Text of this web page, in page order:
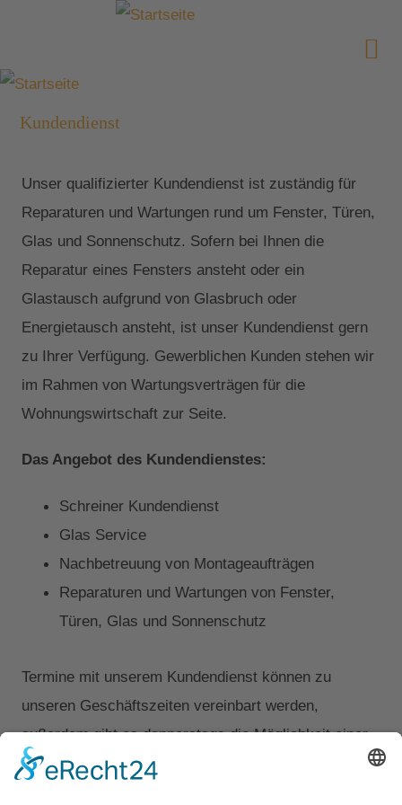
Kundendienst
Unser qualifizierter Kundendienst ist zuständig für
Reparaturen und Wartungen rund um Fenster, Türen,
Glas und Sonnenschutz. Sofern bei Ihnen die
Reparatur eines Fensters ansteht oder ein
Glastausch aufgrund von Glasbruch oder
Energietausch ansteht, ist unser Kundendienst gern
zu Ihrer Verfügung. Gewerblichen Kunden stehen wir
im Rahmen von Wartungsverträgen für die
Wohnungswirtschaft zur Seite.
Das Angebot des Kundendienstes:
Schreiner Kundendienst
Glas Service
Nachbetreuung von Montageaufträgen
Reparaturen und Wartungen von Fenster,
Türen, Glas und Sonnenschutz
Termine mit unserem Kundendienst können zu
unseren Geschäftszeiten vereinbart werden,
außerdem gibt es donnerstags die Möglichkeit einer
Abendterminierung bis 18:00 Uhr sowie Freitags eine